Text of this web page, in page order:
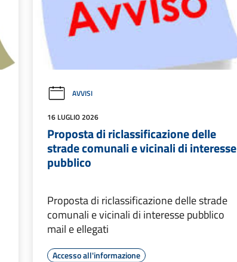
AVVISI
16 LUGLIO 2026
Proposta di riclassificazione delle
strade comunali e vicinali di interesse
pubblico
Proposta di riclassificazione delle strade
comunali e vicinali di interesse pubblico
mail e ellegati
Accesso all'informazione